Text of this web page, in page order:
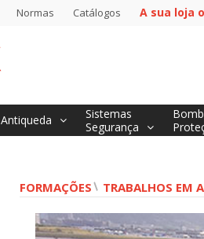
Normas Catálogos A sua loja
Antiqueda
Sistemas
Segurança
FORMAÇÕES TRABALHOS EM